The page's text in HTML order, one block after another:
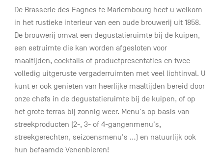
De Brasserie des Fagnes te Mariembourg heet u welkom
in het rustieke interieur van een oude brouwerij uit 1858.
De brouwerij omvat een degustatieruimte bij de kuipen,
een eetruimte die kan worden afgesloten voor
maaltijden, cocktails of productpresentaties en twee
volledig uitgeruste vergaderruimten met veel lichtinval. U
kunt er ook genieten van heerlijke maaltijden bereid door
onze chefs in de degustatieruimte bij de kuipen, of op
het grote terras bij zonnig weer. Menu's op basis van
streekproducten (2-, 3- of 4-gangenmenu's,
streekgerechten, seizoensmenu's …) en natuurlijk ook
hun befaamde Venenbieren!